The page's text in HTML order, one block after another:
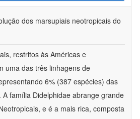
dos marsupiais neotropicais do
restritos às Américas e
uma das três linhagens de
6% (387 espécies) das
família Didelphidae abrange grande
e é a mais rica, composta